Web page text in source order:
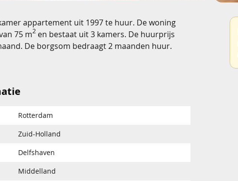
appartement uit 1997 te huur. De woning
75 m2 en bestaat uit 3 kamers. De huurprijs
De borgsom bedraagt 2 maanden huur.
Rotterdam
Zuid-Holland
Delfshaven
Middelland